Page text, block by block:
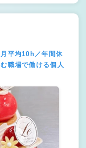
月平均10h／年間休
職場で働ける個人